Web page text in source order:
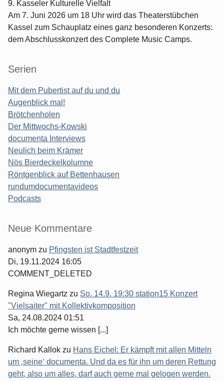
9. Kasseler Kulturelle Vielfalt
Am 7. Juni 2026 um 18 Uhr wird das Theaterstübchen
Kassel zum Schauplatz eines ganz besonderen Konzerts:
dem Abschlusskonzert des Complete Music Camps.
Serien
Mit dem Pubertist auf du und du
Augenblick mal!
Brötchenholen
Der Mittwochs-Kowski
documenta Interviews
Neulich beim Krämer
Nös Bierdeckelkolumne
Röntgenblick auf Bettenhausen
rundumdocumentavideos
Podcasts
Seitenleiste
Neue Kommentare
anonym zu Pfingsten ist Stadtfestzeit
Di, 19.11.2024 16:05
COMMENT_DELETED
Regina Wiegartz zu So. 14.9. 19:30 station15 Konzert
"Vielsaiter" mit Kollektivkomposition
Sa, 24.08.2024 01:51
Ich möchte gerne wissen [...]
Richard Kallok zu Hans Eichel: Er kämpft mit allen Mitteln
um ‚seine‘ documenta. Und da es für ihn um deren Rettung
geht, also um alles, darf auch gerne mal gelogen werden.